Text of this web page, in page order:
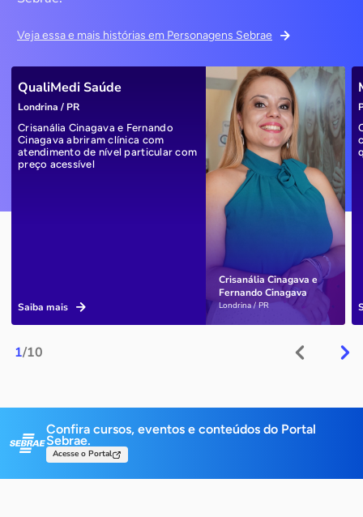
Veja essa e mais histórias em Personagens Sebrae
1/10
Crisanália Cinagava e
Fernando Cinagava
Londrina / PR
QualiMedi Saúde
Londrina / PR
Crisanália Cinagava e Fernando
Cinagava abriram clínica com
atendimento de nível particular com
preço acessível
Saiba mais
Confira cursos, eventos e conteúdos do Portal
Sebrae.
Acesse o Portal